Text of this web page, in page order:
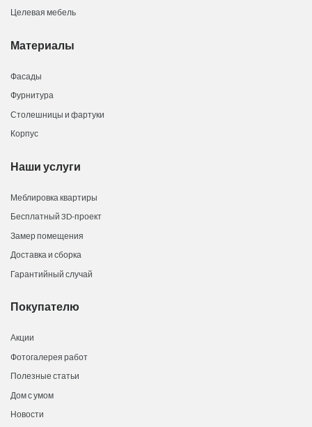
Целевая мебель
Материалы
Фасады
Фурнитура
Столешницы и фартуки
Корпус
Наши услуги
Меблировка квартиры
Бесплатный 3D-проект
Замер помещения
Доставка и сборка
Гарантийный случай
Покупателю
Акции
Фотогалерея работ
Полезные статьи
Дом с умом
Новости